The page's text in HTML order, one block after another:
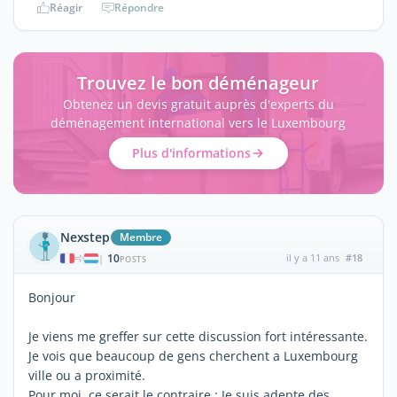
Réagir Répondre
Trouvez le bon déménageur
Obtenez un devis gratuit auprès d'experts du
déménagement international vers le Luxembourg
Plus d'informations
Nexstep Membre
| 10POSTS il y a 11 ans #18
Bonjour
Je viens me greffer sur cette discussion fort intéressante.
Je vois que beaucoup de gens cherchent a Luxembourg
ville ou a proximité.